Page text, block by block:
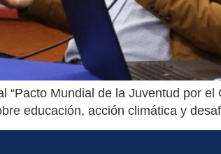
“Pacto Mundial de la Juventud por
educación, acción climática y